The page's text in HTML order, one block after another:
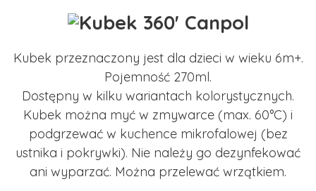
Kubek przeznaczony jest dla dzieci w wieku 6m+.
Pojemność 270ml.
Dostępny w kilku wariantach kolorystycznych.
Kubek można myć w zmywarce (max. 60°C) i
podgrzewać w kuchence mikrofalowej (bez
ustnika i pokrywki). Nie należy go dezynfekować
ani wyparzać. Można przelewać wrzątkiem.